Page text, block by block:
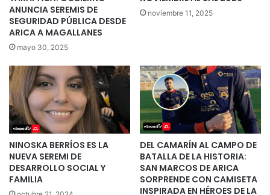
ANUNCIA SEREMIS DE
SEGURIDAD PÚBLICA DESDE
ARICA A MAGALLANES
mayo 30, 2025
noviembre 11, 2025
NINOSKA BERRÍOS ES LA
NUEVA SEREMI DE
DESARROLLO SOCIAL Y
FAMILIA
DEL CAMARÍN AL CAMPO DE
BATALLA DE LA HISTORIA:
SAN MARCOS DE ARICA
SORPRENDE CON CAMISETA
INSPIRADA EN HÉROES DE LA